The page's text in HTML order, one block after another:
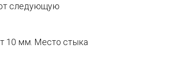
следующую
10 мм. Место стыка